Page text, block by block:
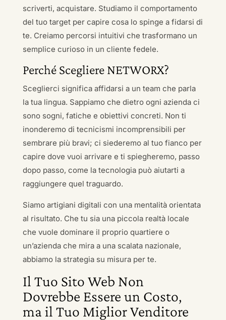
scriverti, acquistare. Studiamo il comportamento
del tuo target per capire cosa lo spinge a fidarsi di
te. Creiamo percorsi intuitivi che trasformano un
semplice curioso in un cliente fedele.
Perché Scegliere NETWORX?
Sceglierci significa affidarsi a un team che parla
la tua lingua. Sappiamo che dietro ogni azienda ci
sono sogni, fatiche e obiettivi concreti. Non ti
inonderemo di tecnicismi incomprensibili per
sembrare più bravi; ci siederemo al tuo fianco per
capire dove vuoi arrivare e ti spiegheremo, passo
dopo passo, come la tecnologia può aiutarti a
raggiungere quel traguardo.
Siamo artigiani digitali con una mentalità orientata
al risultato. Che tu sia una piccola realtà locale
che vuole dominare il proprio quartiere o
un’azienda che mira a una scalata nazionale,
abbiamo la strategia su misura per te.
Il Tuo Sito Web Non
Dovrebbe Essere un Costo,
ma il Tuo Miglior Venditore